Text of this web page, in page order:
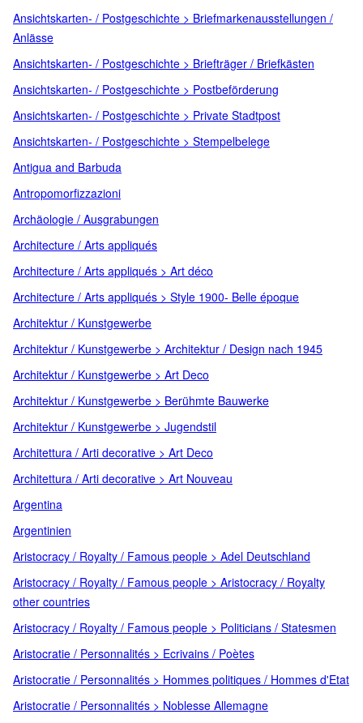
Ansichtskarten- / Postgeschichte > Briefmarkenausstellungen /
Anlässe
Ansichtskarten- / Postgeschichte > Briefträger / Briefkästen
Ansichtskarten- / Postgeschichte > Postbeförderung
Ansichtskarten- / Postgeschichte > Private Stadtpost
Ansichtskarten- / Postgeschichte > Stempelbelege
Antigua and Barbuda
Antropomorfizzazioni
Archäologie / Ausgrabungen
Architecture / Arts appliqués
Architecture / Arts appliqués > Art déco
Architecture / Arts appliqués > Style 1900- Belle époque
Architektur / Kunstgewerbe
Architektur / Kunstgewerbe > Architektur / Design nach 1945
Architektur / Kunstgewerbe > Art Deco
Architektur / Kunstgewerbe > Berühmte Bauwerke
Architektur / Kunstgewerbe > Jugendstil
Architettura / Arti decorative > Art Deco
Architettura / Arti decorative > Art Nouveau
Argentina
Argentinien
Aristocracy / Royalty / Famous people > Adel Deutschland
Aristocracy / Royalty / Famous people > Aristocracy / Royalty
other countries
Aristocracy / Royalty / Famous people > Politicians / Statesmen
Aristocratie / Personnalités > Ecrivains / Poètes
Aristocratie / Personnalités > Hommes politiques / Hommes d'Etat
Aristocratie / Personnalités > Noblesse Allemagne